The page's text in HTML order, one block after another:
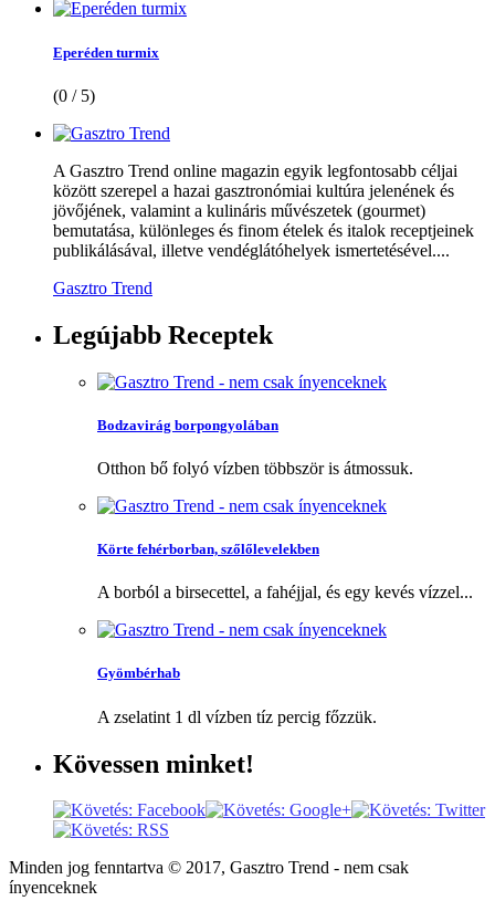
Eperéden turmix
(0 / 5)
A Gasztro Trend online magazin egyik legfontosabb céljai
között szerepel a hazai gasztronómiai kultúra jelenének és
jövőjének, valamint a kulináris művészetek (gourmet)
bemutatása, különleges és finom ételek és italok receptjeinek
publikálásával, illetve vendéglátóhelyek ismertetésével....
Gasztro Trend
Legújabb Receptek
Bodzavirág borpongyolában
Otthon bő folyó vízben többször is átmossuk.
Körte fehérborban, szőlőlevelekben
A borból a birsecettel, a fahéjjal, és egy kevés vízzel...
Gyömbérhab
A zselatint 1 dl vízben tíz percig főzzük.
Kövessen minket!
Minden jog fenntartva © 2017, Gasztro Trend - nem csak
ínyenceknek